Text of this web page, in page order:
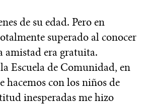
de su edad. Pero en
superado al conocer
amistad era gratuita.
Escuela de Comunidad, en
hacemos con los niños de
inesperadas me hizo